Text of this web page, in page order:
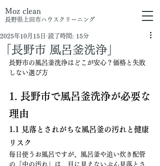
長野県上田市ハウスクリーニング
Moz clean
「長野市 風呂釜洗浄」
2025年10月15日 読了時間: 15分
長野市の風呂釜洗浄はどこが安心？価格と失敗
しない選び方
1. 長野市で風呂釜洗浄が必要な
理由
1.1 見落とされがちな風呂釜の汚れと健康
リスク
毎日使うお風呂ですが、風呂釜や追い炊き配管
の「中の汚れ」は、目に見えないぶん見落とさ